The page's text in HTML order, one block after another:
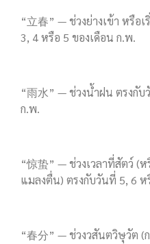
“立春” — ช่วงย่างเข้า หรือ
3, 4 หรือ 5 ของเดือน ก.พ.
“雨水” — ช่วงน้ำฝน ตรงกั
ก.พ.
“惊蛰” — ช่วงเวลาที่สัตว์ (
แมลงตื่น) ตรงกับวันที่ 5, 6 ห
“春分” — ช่วงวสันตวิษุวัต (